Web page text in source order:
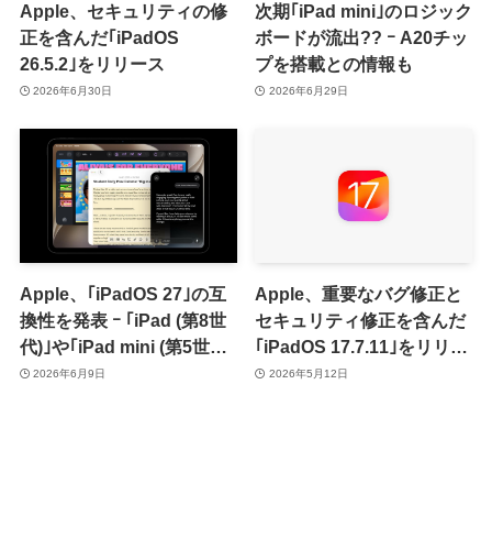
Apple、セキュリティの修
正を含んだ｢iPadOS
26.5.2｣をリリース
2026年6月30日
次期｢iPad mini｣のロジック
ボードが流出?? ｰ A20チッ
プを搭載との情報も
2026年6月29日
Apple、｢iPadOS 27｣の互
換性を発表 ｰ ｢iPad (第8世
代)｣や｢iPad mini (第5世
代)｣などがサポート対象外
2026年6月9日
Apple、重要なバグ修正と
セキュリティ修正を含んだ
｢iPadOS 17.7.11｣をリリー
ス2026年5月12日